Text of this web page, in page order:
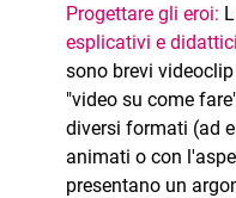
Progettare gli eroi:
esplicativi e didattici
sono brevi
"video su come
diversi formati (ad
animati o con
presentano un